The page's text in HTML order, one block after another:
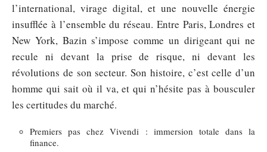
l’international, virage digital, et une nouvelle énergie
insufflée à l’ensemble du réseau. Entre Paris, Londres et
New York, Bazin s’impose comme un dirigeant qui ne
recule ni devant la prise de risque, ni devant les
révolutions de son secteur. Son histoire, c’est celle d’un
homme qui sait où il va, et qui n’hésite pas à bousculer
les certitudes du marché.
Premiers pas chez Vivendi : immersion totale dans la
finance.